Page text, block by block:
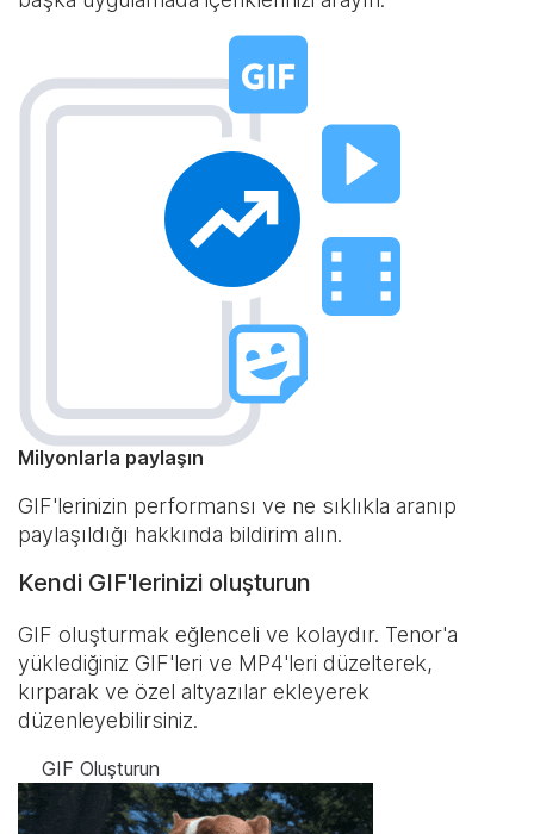
Milyonlarla paylaşın
GIF'lerinizin performansı ve ne sıklıkla aranıp
paylaşıldığı hakkında bildirim alın.
Kendi GIF'lerinizi oluşturun
GIF oluşturmak eğlenceli ve kolaydır. Tenor'a
yüklediğiniz GIF'leri ve MP4'leri düzelterek,
kırparak ve özel altyazılar ekleyerek
düzenleyebilirsiniz.
GIF Oluşturun